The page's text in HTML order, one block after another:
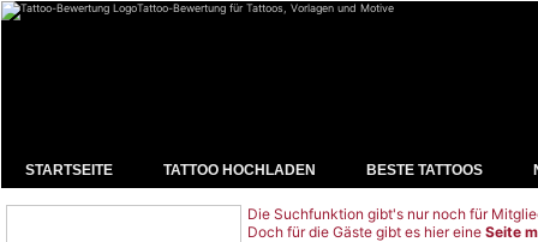
Tattoo-Bewertung für Tattoos, Vorlagen und Motive
STARTSEITE TATTOO HOCHLADEN BESTE TATTOOS
Die Suchfunktion gibt's nur noch für
Doch für die Gäste gibt es hier eine Seite